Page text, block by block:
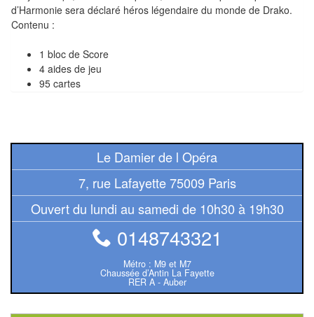
Jeux
de
cartes
à
Collectionner
Les
les
enfants
famille
d’Harmonie sera déclaré héros légendaire du monde de Drako.
Contenu :
1 bloc de Score
4 aides de jeu
95 cartes
Le Damier de l Opéra
7, rue Lafayette 75009 Paris
Ouvert du lundi au samedi de 10h30 à 19h30
0148743321
Métro : M9 et M7
Chaussée d’Antin La Fayette
RER A - Auber